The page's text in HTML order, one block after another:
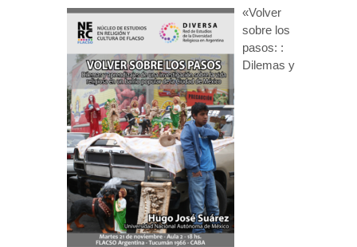
«Volver
sobre los
pasos: :
Dilemas y